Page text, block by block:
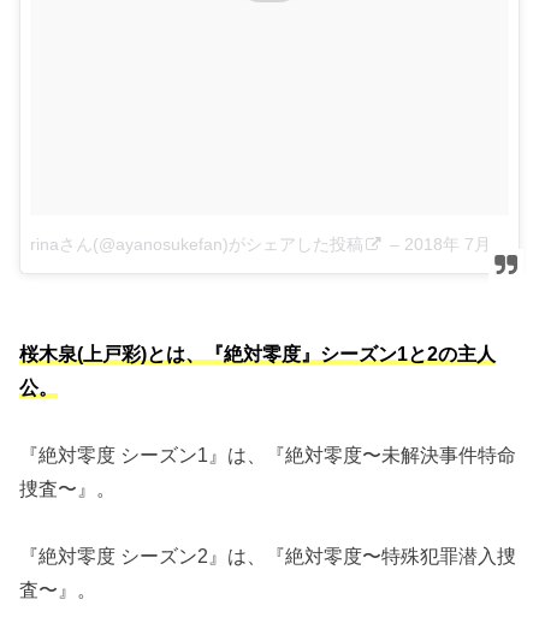
rinaさん(@ayanosukefan)がシェアした投稿 – 2018年 7月月9日午前12時51分PDT
桜木泉(上戸彩)とは、『絶対零度』シーズン1と2の主人
公。
『絶対零度 シーズン1』は、『絶対零度〜未解決事件特命
捜査〜』。
『絶対零度 シーズン2』は、『絶対零度〜特殊犯罪潜入捜
査〜』。